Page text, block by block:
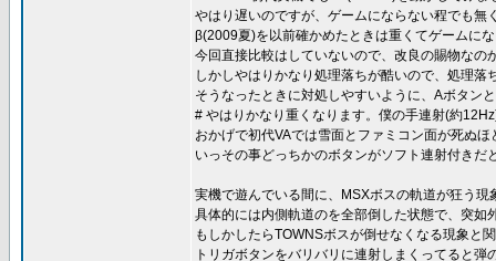
やはり遅いのですが、ゲームにならない程でも無
β(2009夏)を以前確かめたときは重くてゲームに
今回直接比較はしていないので、改良の賜物な
しかしやはりかなり処理落ちが酷いので、処理
そうなったときに対処しやすいように、Aボタ
# やはりかなり重くなります。僕の手連射(約
おかげで初代VAでは雪面とファミコン面が死ぬ
いっその事どっちかのボタンがソフト連射付き
実機で遊んでいる間に、MSXボスの軌道が狂う現
具体的には内側軌道のを全部倒した状態で、突
もしかしたらTOWNSボスが倒せなくなる現象と
トリガボタンをバリバリに連射しまくってると